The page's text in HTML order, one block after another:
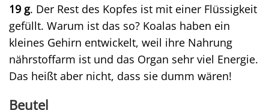
19 g. Der Rest des Kopfes ist mit einer Flüssigkeit
gefüllt. Warum ist das so? Koalas haben ein
kleines Gehirn entwickelt, weil ihre Nahrung
nährstoffarm ist und das Organ sehr viel Energie.
Das heißt aber nicht, dass sie dumm wären!
Beutel